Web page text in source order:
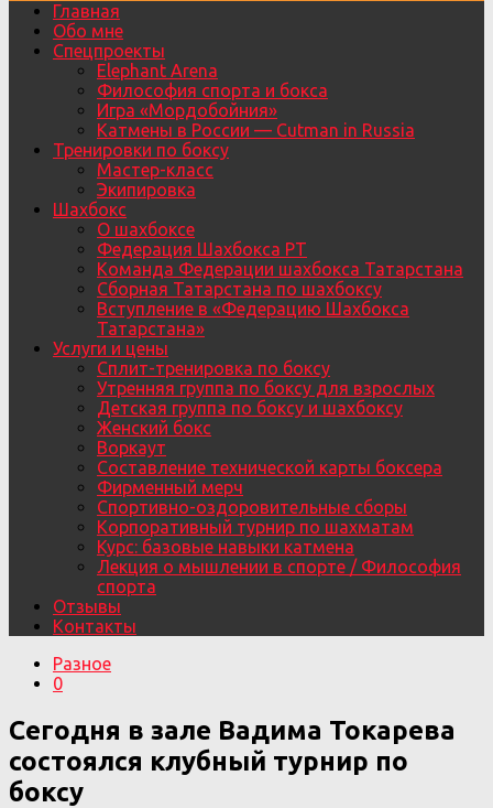
Главная
Обо мне
Спецпроекты
Elephant Arena
Философия спорта и бокса
Игра «Мордобойния»
Катмены в России — Cutman in Russia
Тренировки по боксу
Мастер-класс
Экипировка
Шахбокс
О шахбоксе
Федерация Шахбокса РТ
Команда Федерации шахбокса Татарстана
Сборная Татарстана по шахбоксу
Вступление в «Федерацию Шахбокса
Татарстана»
Услуги и цены
Сплит-тренировка по боксу
Утренняя группа по боксу для взрослых
Детская группа по боксу и шахбоксу
Женский бокс
Воркаут
Составление технической карты боксера
Фирменный мерч
Спортивно-оздоровительные сборы
Корпоративный турнир по шахматам
Курс: базовые навыки катмена
Лекция о мышлении в спорте / Философия
спорта
Отзывы
Контакты
Разное
0
Сегодня в зале Вадима Токарева
состоялся клубный турнир по
боксу